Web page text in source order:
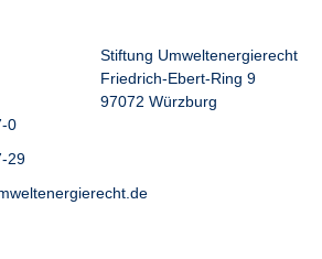
Stiftung Umweltenergierecht
Friedrich-Ebert-Ring 9
97072 Würzburg
0
29